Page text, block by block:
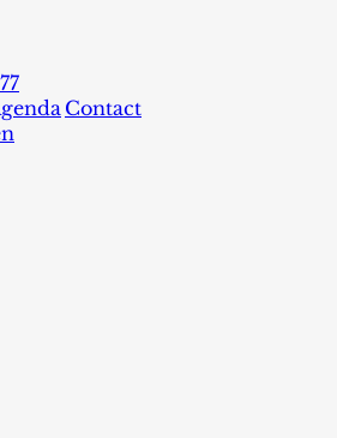
Contact